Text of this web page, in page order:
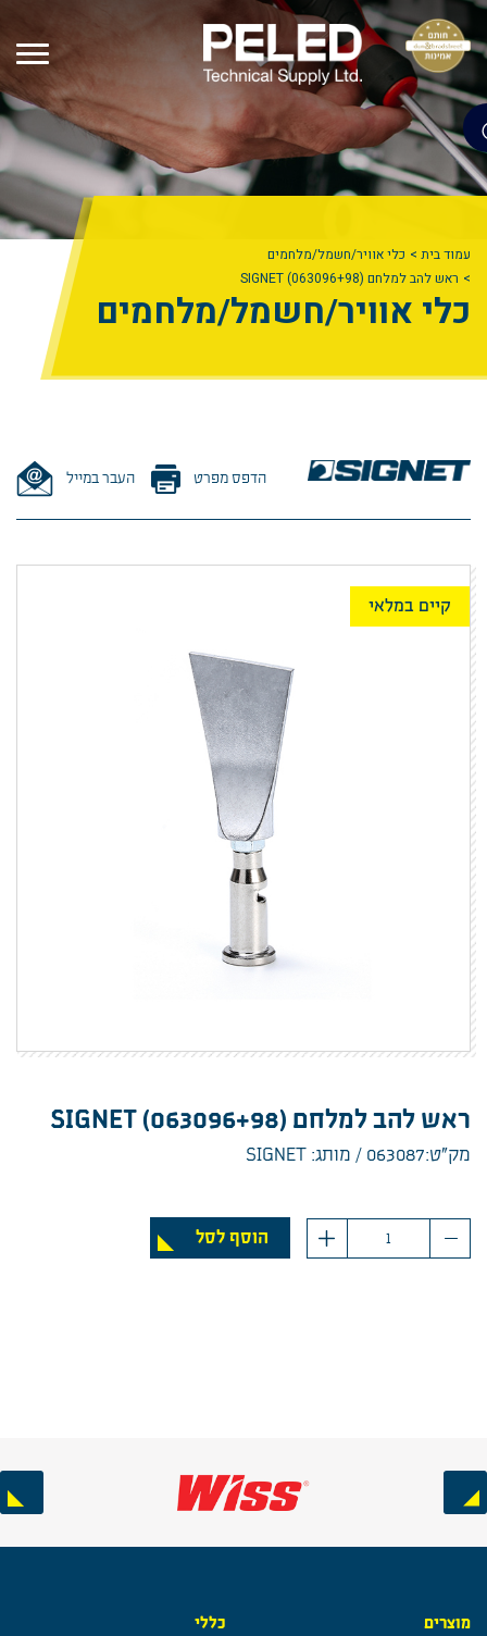
עמוד בית
כלי אוויר/חשמל/מלחמים
ראש להב למלחם (SIGNET (063096+98
כלי אוויר/חשמל/מלחמים
הדפס מפרט העבר במייל
קיים במלאי
ראש להב למלחם (SIGNET (063096+98
מק”ט:063087 מותג: SIGNET
הוסף לסל
Previous
Next
מוצרים
כללי